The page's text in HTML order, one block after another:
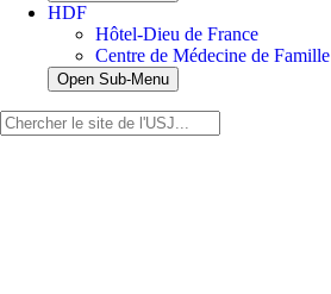
HDF
Hôtel-Dieu de France
Centre de Médecine de Famille
Open Sub-Menu